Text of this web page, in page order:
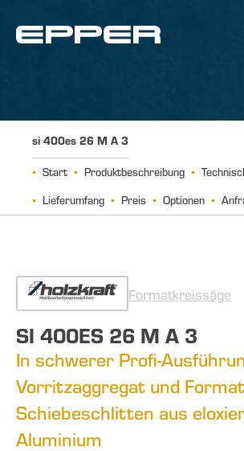
si 400es 26 M A 3
Start Produktbeschreibung
Lieferumfang
Preis Optionen
Formatkreissäge
SI 400ES 26 M A 3
In schwerer Profi-
Vorritzaggregat und
Schiebeschlitten aus
Aluminium